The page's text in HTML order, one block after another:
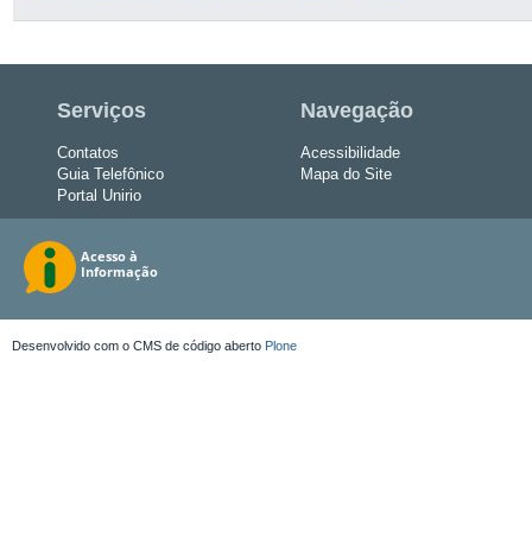
Serviços
Contatos
Guia Telefônico
Portal Unirio
Navegação
Acessibilidade
Mapa do Site
Desenvolvido com o CMS de código aberto Plone